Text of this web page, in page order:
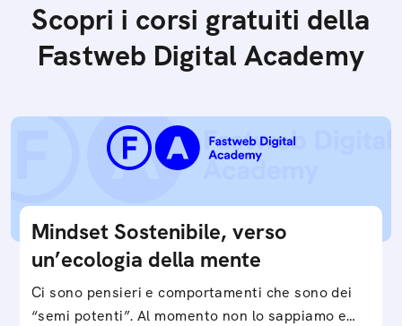
Scopri i corsi gratuiti della
Fastweb Digital Academy
Mindset Sostenibile, verso
un’ecologia della mente
Ci sono pensieri e comportamenti che sono dei
“semi potenti”. Al momento non lo sappiamo e